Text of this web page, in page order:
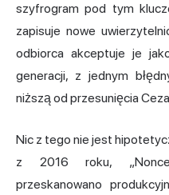
szyfrogram pod tym
zapisuje nowe
odbiorca akceptuje je
generacji, z jednym
niższą od przesunięcia
Nic z tego nie jest
z 2016 roku, „Nonce-
przeskanowano